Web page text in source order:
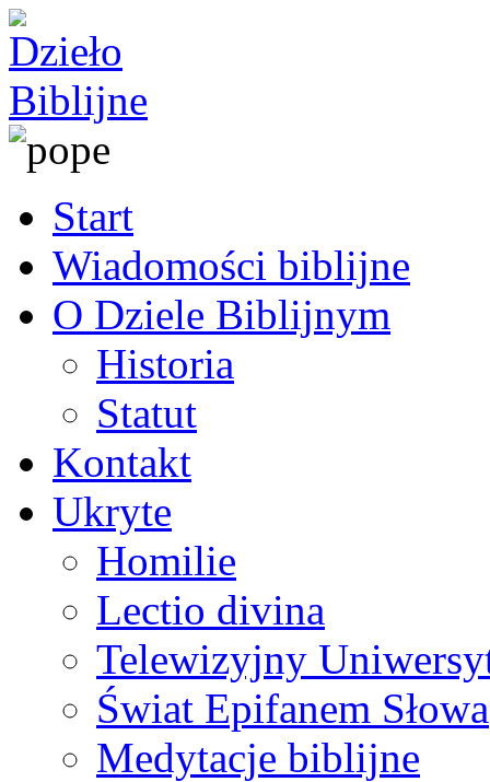
Start
Wiadomości biblijne
O Dziele Biblijnym
Historia
Statut
Kontakt
Ukryte
Homilie
Lectio divina
Telewizyjny
Świat Epifanem Słowa
Medytacje biblijne